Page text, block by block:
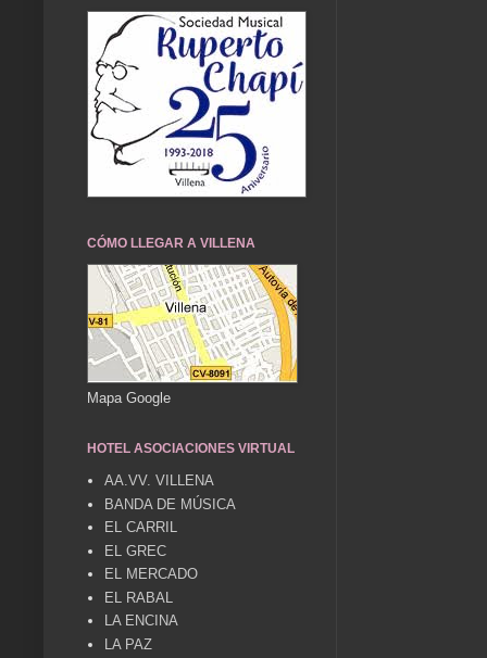
CÓMO LLEGAR A VILLENA
Mapa Google
HOTEL ASOCIACIONES VIRTUAL
AA.VV. VILLENA
BANDA DE MÚSICA
EL CARRIL
EL GREC
EL MERCADO
EL RABAL
LA ENCINA
LA PAZ